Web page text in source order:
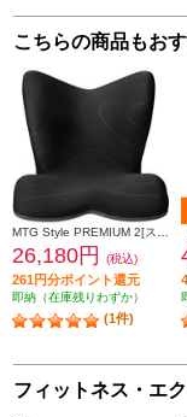
こちらの商品もお
26,180円 (税込)
261円分ポイント還元
即納（在庫残りわずか）
(1件)
フィットネス・エ